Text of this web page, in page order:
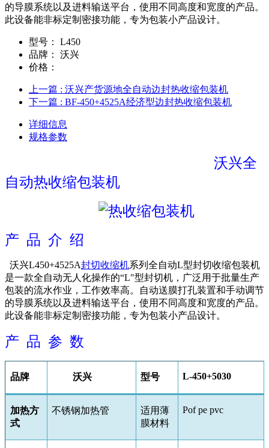
的导膜系统以及进料输送平台，使用不同高度和宽度的产品。
此设备能非标定制密接功能，专为包装小产品设计。
型号：
L450
品牌：
沃兴
价格：
上一篇 : 沃兴产货源地全自动边封热收缩包装机
下一篇 : BF-450+4525A经济型边封热收缩包装机
详细信息
规格参数
沃兴全
自动热收缩包装机
产 品 介 绍
沃兴L450+4525A封切收缩机系列全自动L型封切收缩包装机
是一款全自动无人化操作的“L"型封切机，广泛用于批量生产
包装的流水作业，工作效率高。自动送膜打孔装置和手动调节
的导膜系统以及进料输送平台，使用不同高度和宽度的产品。
此设备能非标定制密接功能，专为包装小产品设计。
产 品 参 数
品牌 沃兴 型号 L-450+5030
加热方
式
不锈钢加热管
适用薄
膜材料
Pof pe pvc